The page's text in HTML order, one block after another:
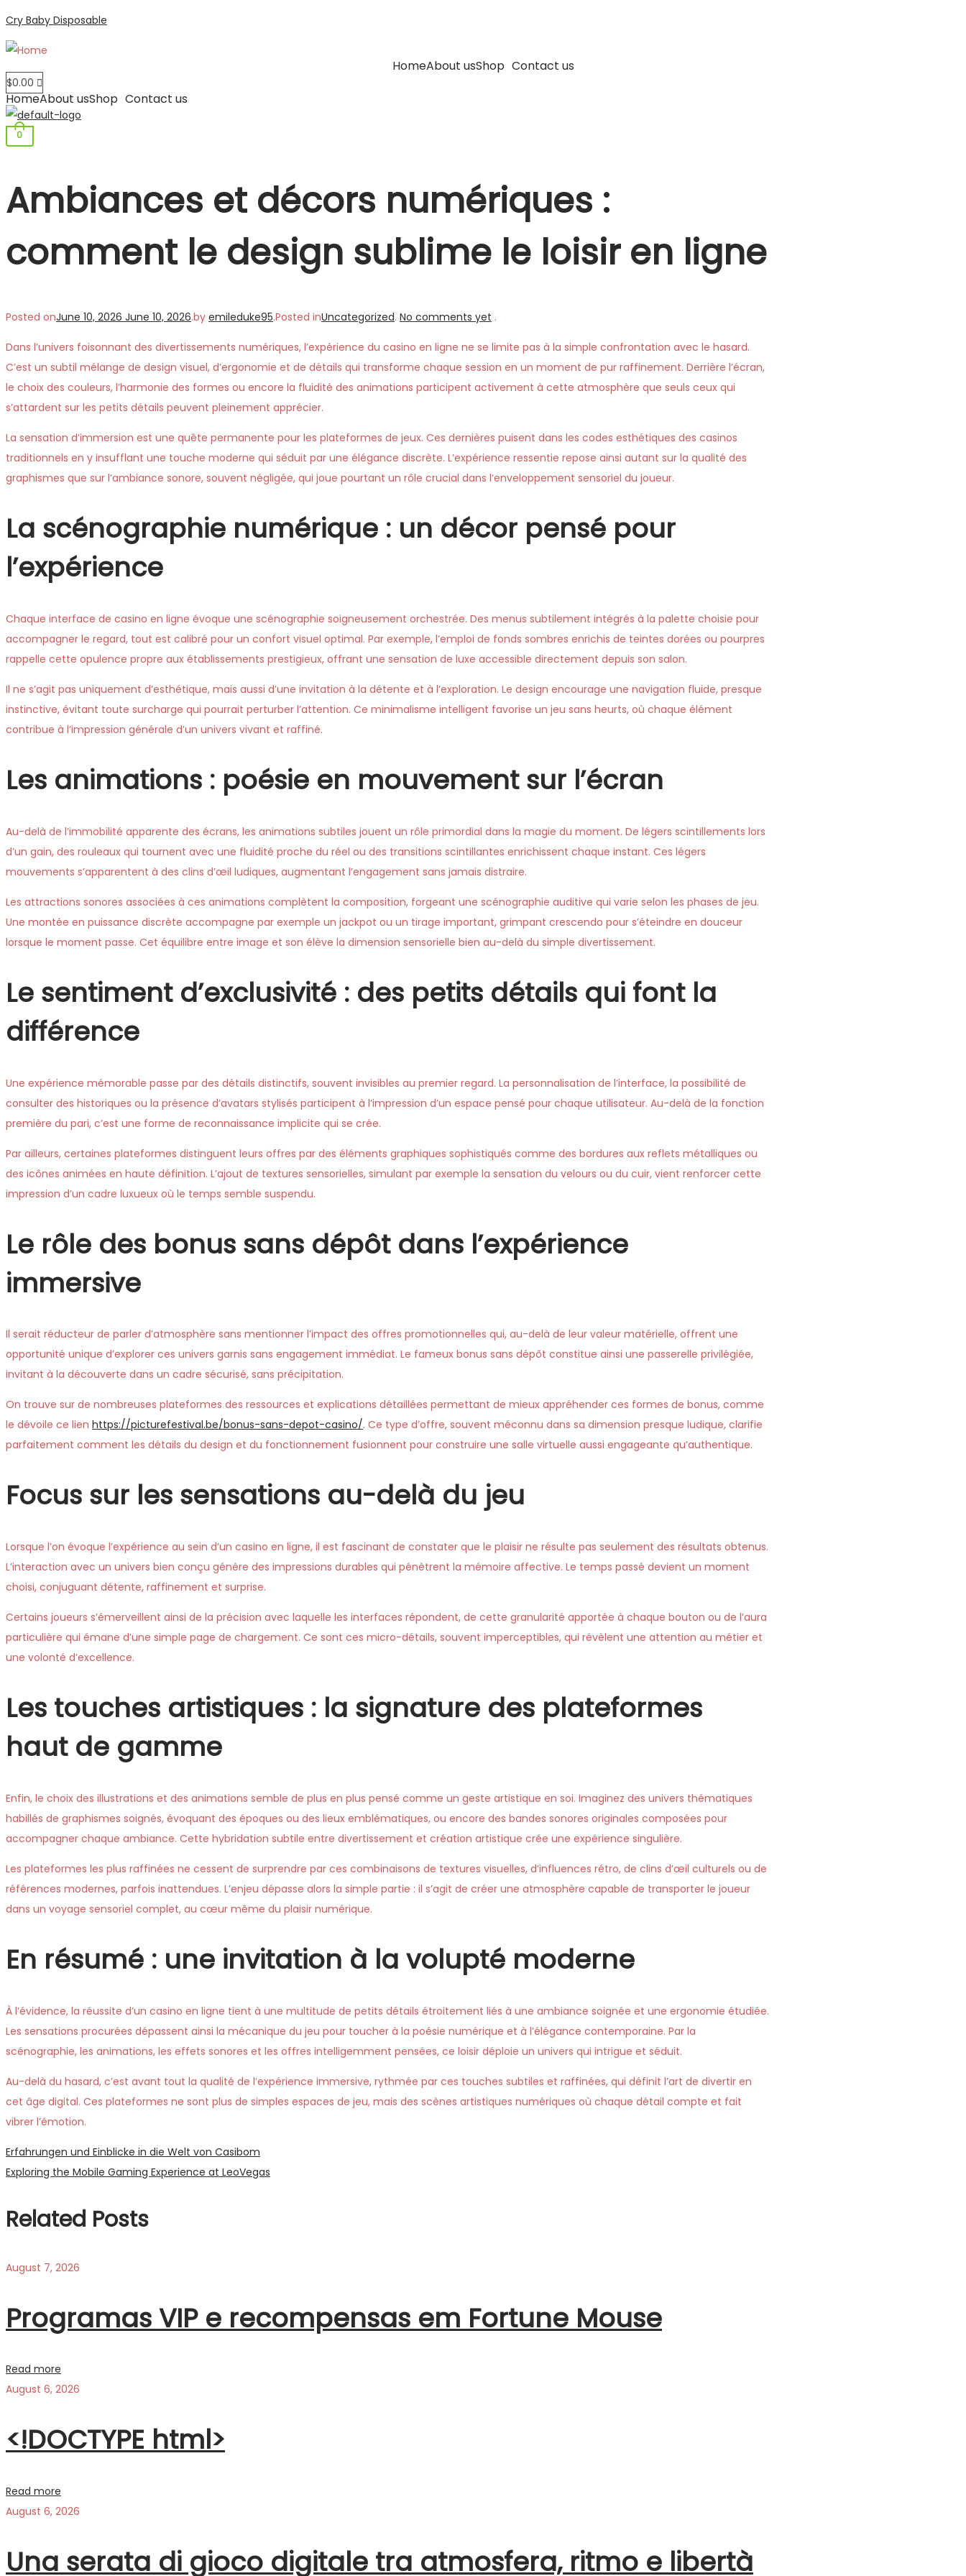
Cry Baby Disposable
HomeAbout usShop Contact us
$0.00
HomeAbout usShop Contact us
0
Ambiances et décors numériques :
comment le design sublime le loisir en ligne
Posted onJune 10, 2026 June 10, 2026.by emileduke95.Posted inUncategorized. No comments yet .
Dans l’univers foisonnant des divertissements numériques, l’expérience du casino en ligne ne se limite pas à la simple confrontation avec le hasard.
C’est un subtil mélange de design visuel, d’ergonomie et de détails qui transforme chaque session en un moment de pur raffinement. Derrière l’écran,
le choix des couleurs, l’harmonie des formes ou encore la fluidité des animations participent activement à cette atmosphère que seuls ceux qui
s’attardent sur les petits détails peuvent pleinement apprécier.
La sensation d’immersion est une quête permanente pour les plateformes de jeux. Ces dernières puisent dans les codes esthétiques des casinos
traditionnels en y insufflant une touche moderne qui séduit par une élégance discrète. L’expérience ressentie repose ainsi autant sur la qualité des
graphismes que sur l’ambiance sonore, souvent négligée, qui joue pourtant un rôle crucial dans l’enveloppement sensoriel du joueur.
La scénographie numérique : un décor pensé pour
l’expérience
Chaque interface de casino en ligne évoque une scénographie soigneusement orchestrée. Des menus subtilement intégrés à la palette choisie pour
accompagner le regard, tout est calibré pour un confort visuel optimal. Par exemple, l’emploi de fonds sombres enrichis de teintes dorées ou pourpres
rappelle cette opulence propre aux établissements prestigieux, offrant une sensation de luxe accessible directement depuis son salon.
Il ne s’agit pas uniquement d’esthétique, mais aussi d’une invitation à la détente et à l’exploration. Le design encourage une navigation fluide, presque
instinctive, évitant toute surcharge qui pourrait perturber l’attention. Ce minimalisme intelligent favorise un jeu sans heurts, où chaque élément
contribue à l’impression générale d’un univers vivant et raffiné.
Les animations : poésie en mouvement sur l’écran
Au-delà de l’immobilité apparente des écrans, les animations subtiles jouent un rôle primordial dans la magie du moment. De légers scintillements lors
d’un gain, des rouleaux qui tournent avec une fluidité proche du réel ou des transitions scintillantes enrichissent chaque instant. Ces légers
mouvements s’apparentent à des clins d’œil ludiques, augmentant l’engagement sans jamais distraire.
Les attractions sonores associées à ces animations complètent la composition, forgeant une scénographie auditive qui varie selon les phases de jeu.
Une montée en puissance discrète accompagne par exemple un jackpot ou un tirage important, grimpant crescendo pour s’éteindre en douceur
lorsque le moment passe. Cet équilibre entre image et son élève la dimension sensorielle bien au-delà du simple divertissement.
Le sentiment d’exclusivité : des petits détails qui font la
différence
Une expérience mémorable passe par des détails distinctifs, souvent invisibles au premier regard. La personnalisation de l’interface, la possibilité de
consulter des historiques ou la présence d’avatars stylisés participent à l’impression d’un espace pensé pour chaque utilisateur. Au-delà de la fonction
première du pari, c’est une forme de reconnaissance implicite qui se crée.
Par ailleurs, certaines plateformes distinguent leurs offres par des éléments graphiques sophistiqués comme des bordures aux reflets métalliques ou
des icônes animées en haute définition. L’ajout de textures sensorielles, simulant par exemple la sensation du velours ou du cuir, vient renforcer cette
impression d’un cadre luxueux où le temps semble suspendu.
Le rôle des bonus sans dépôt dans l’expérience
immersive
Il serait réducteur de parler d’atmosphère sans mentionner l’impact des offres promotionnelles qui, au-delà de leur valeur matérielle, offrent une
opportunité unique d’explorer ces univers garnis sans engagement immédiat. Le fameux bonus sans dépôt constitue ainsi une passerelle privilégiée,
invitant à la découverte dans un cadre sécurisé, sans précipitation.
On trouve sur de nombreuses plateformes des ressources et explications détaillées permettant de mieux appréhender ces formes de bonus, comme
le dévoile ce lien https://picturefestival.be/bonus-sans-depot-casino/. Ce type d’offre, souvent méconnu dans sa dimension presque ludique, clarifie
parfaitement comment les détails du design et du fonctionnement fusionnent pour construire une salle virtuelle aussi engageante qu’authentique.
Focus sur les sensations au-delà du jeu
Lorsque l’on évoque l’expérience au sein d’un casino en ligne, il est fascinant de constater que le plaisir ne résulte pas seulement des résultats obtenus.
L’interaction avec un univers bien conçu génère des impressions durables qui pénètrent la mémoire affective. Le temps passé devient un moment
choisi, conjuguant détente, raffinement et surprise.
Certains joueurs s’émerveillent ainsi de la précision avec laquelle les interfaces répondent, de cette granularité apportée à chaque bouton ou de l’aura
particulière qui émane d’une simple page de chargement. Ce sont ces micro-détails, souvent imperceptibles, qui révèlent une attention au métier et
une volonté d’excellence.
Les touches artistiques : la signature des plateformes
haut de gamme
Enfin, le choix des illustrations et des animations semble de plus en plus pensé comme un geste artistique en soi. Imaginez des univers thématiques
habillés de graphismes soignés, évoquant des époques ou des lieux emblématiques, ou encore des bandes sonores originales composées pour
accompagner chaque ambiance. Cette hybridation subtile entre divertissement et création artistique crée une expérience singulière.
Les plateformes les plus raffinées ne cessent de surprendre par ces combinaisons de textures visuelles, d’influences rétro, de clins d’œil culturels ou de
références modernes, parfois inattendues. L’enjeu dépasse alors la simple partie : il s’agit de créer une atmosphère capable de transporter le joueur
dans un voyage sensoriel complet, au cœur même du plaisir numérique.
En résumé : une invitation à la volupté moderne
À l’évidence, la réussite d’un casino en ligne tient à une multitude de petits détails étroitement liés à une ambiance soignée et une ergonomie étudiée.
Les sensations procurées dépassent ainsi la mécanique du jeu pour toucher à la poésie numérique et à l’élégance contemporaine. Par la
scénographie, les animations, les effets sonores et les offres intelligemment pensées, ce loisir déploie un univers qui intrigue et séduit.
Au-delà du hasard, c’est avant tout la qualité de l’expérience immersive, rythmée par ces touches subtiles et raffinées, qui définit l’art de divertir en
cet âge digital. Ces plateformes ne sont plus de simples espaces de jeu, mais des scènes artistiques numériques où chaque détail compte et fait
vibrer l’émotion.
Post
navigation
Previous
post:
Erfahrungen und Einblicke in die Welt von Casibom
Next
Exploring the Mobile Gaming Experience at LeoVegas
Related Posts
August 7, 2026
Programas VIP e recompensas em Fortune Mouse
Read more
August 6, 2026
<!DOCTYPE html>
Read more
August 6, 2026
Una serata di gioco digitale tra atmosfera, ritmo e libertà